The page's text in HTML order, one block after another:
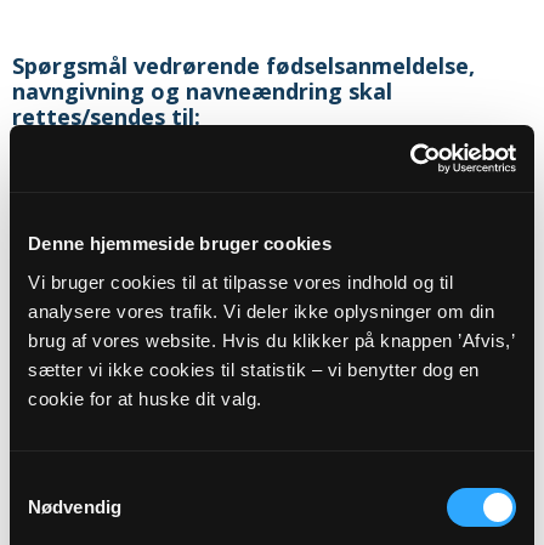
Denne hjemmeside bruger cookies
Vi bruger cookies til at tilpasse vores indhold og til
analysere vores trafik. Vi deler ikke oplysninger om din
brug af vores website. Hvis du klikker på knappen ’Afvis,’
sætter vi ikke cookies til statistik – vi benytter dog en
cookie for at huske dit valg.
Nødvendig
Spørgsmål vedrørende fødselsanmeldelse,
navngivning og navneændring skal
rettes/sendes til:
udbyneder.sogn@km.dk
Sikker henvendelse
Eller til:
8983Gjerlev J